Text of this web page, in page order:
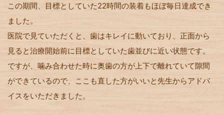
この期間、目標としていた22時間の装着もほぼ毎日達成でき
ました。
医院で見ていただくと、歯はキレイに動いており、正面から
見ると治療開始前に目標としていた歯並びに近い状態です。
ですが、噛み合わせた時に奥歯の方が上下で離れていて隙間
ができているので、ここも直した方がいいと先生からアドバ
イスをいただきました。